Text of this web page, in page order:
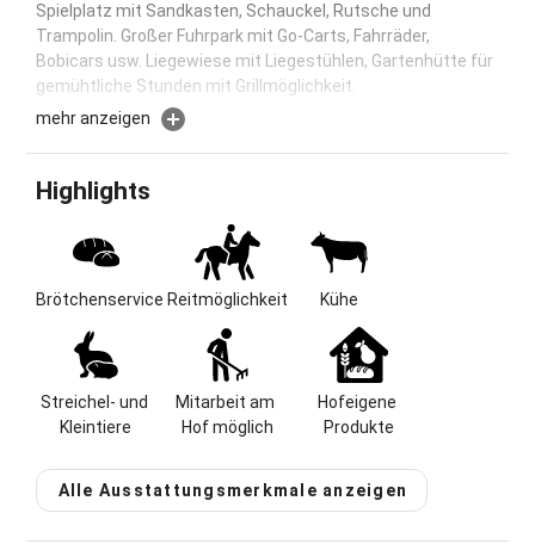
Spielplatz mit Sandkasten, Schauckel, Rutsche und
Trampolin. Großer Fuhrpark mit Go-Carts, Fahrräder,
Bobicars usw. Liegewiese mit Liegestühlen, Gartenhütte für
gemühtliche Stunden mit Grillmöglichkeit.
Herzlich Willkommen auf unserem Bauernhof!
Sehr familienfreundlicher Bauernhof mit vielen Tieren zum
streicheln und füttern.
Es erwartet Sie ein groß angelegter Spielplatz mit
Sandkasten, Schauckel, Rutsche und Trampolin.
Großer Fuhrpark mit Go-Carts, Fahrräder, Bobicars usw.
Liegewiese mit Liegestühlen, Gartenhütte für gemühtliche
Stunden mit Grillmöglichkeit.
Da unser Hof sehr zentral zwischen Salzburg und
Hof.
mehr anzeigen
Highlights
Brötchenservice Reitmöglichkeit Kühe
Streichel- und
Kleintiere
Mitarbeit am
Hof möglich
Hofeigene
Produkte
Alle Ausstattungsmerkmale anzeigen